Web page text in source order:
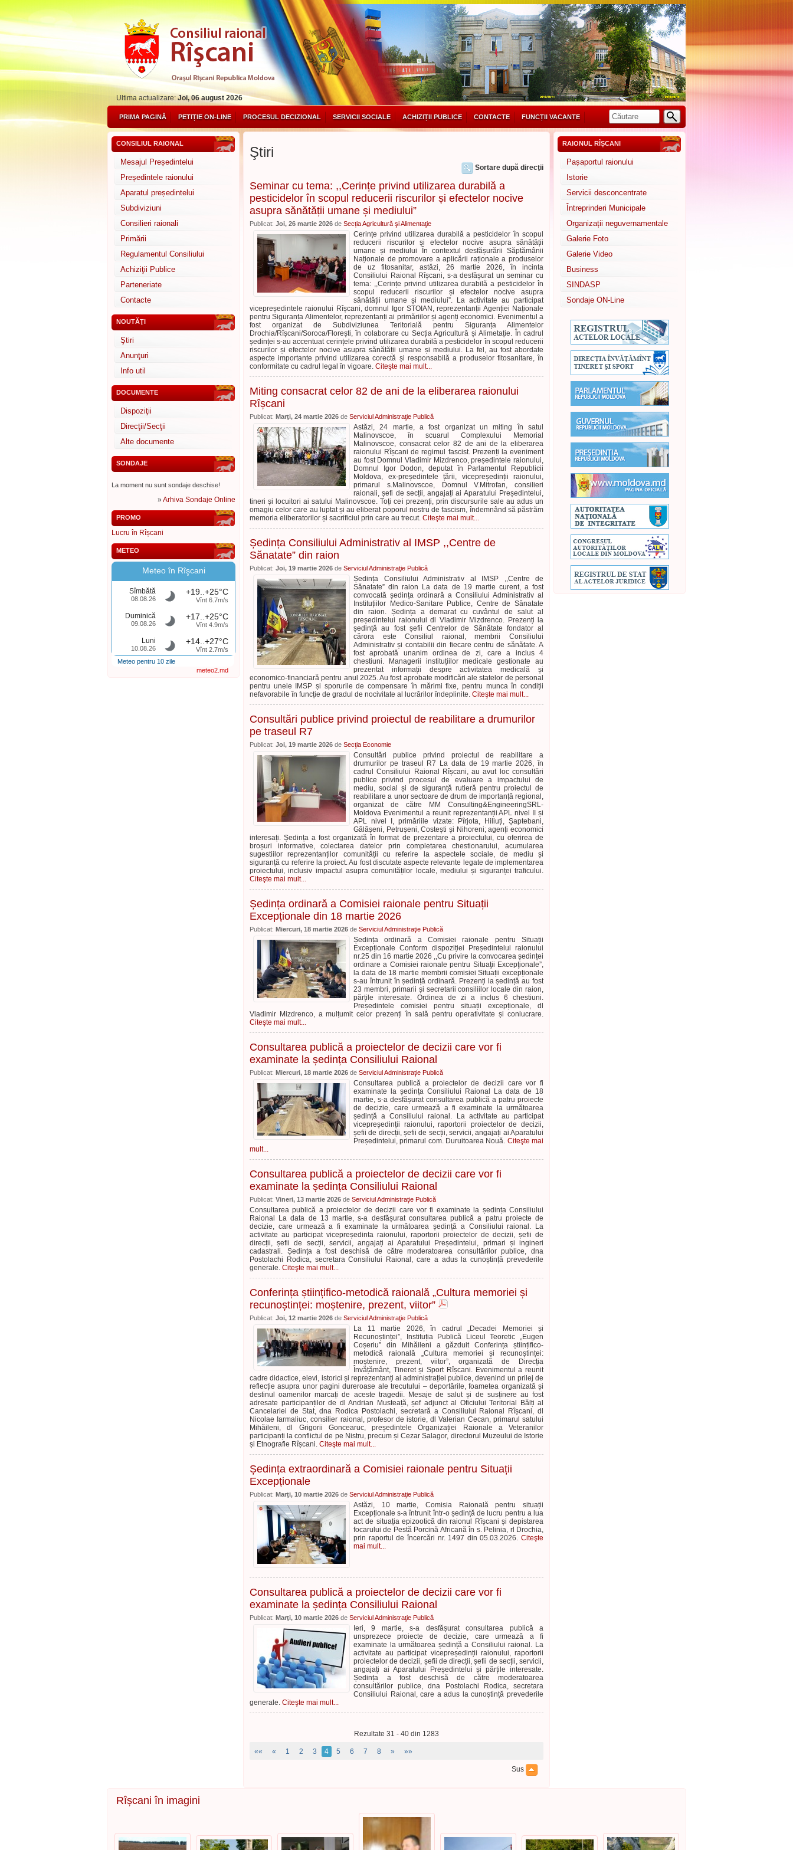
Ultima actualizare:Joi, 06 august 2026
PRIMA PAGINĂ PETIȚIE ON-LINE PROCESUL DECIZIONAL SERVICII SOCIALE ACHIZIȚII PUBLICE CONTACTE FUNCȚII VACANTE
CONSILIUL RAIONAL
Mesajul Președintelui
Președintele raionului
Aparatul președintelui
Subdiviziuni
Consilieri raionali
Primării
Regulamentul Consiliului
Achiziţii Publice
Parteneriate
Contacte
NOUTĂŢI
Ştiri
Anunţuri
Info util
DOCUMENTE
Dispoziţii
Direcţii/Secţii
Alte documente
SONDAJE
La moment nu sunt sondaje deschise!
»Arhiva Sondaje Online
PROMO
Lucru în Rîșcani
METEO
Meteo în Rîşcani
Sîmbătă
08.08.26
+19..+25°C
Vînt 6.7m/s
Duminică
09.08.26
+17..+25°C
Vînt 4.9m/s
Luni
10.08.26
+14..+27°C
Vînt 2.7m/s
Meteo pentru 10 zile
meteo2.md
Ştiri
Sortare după direcţii
Seminar cu tema: ,,Cerințe privind utilizarea durabilă a
pesticidelor în scopul reducerii riscurilor și efectelor nocive
asupra sănătății umane și mediului”
Publicat: Joi, 26 martie 2026 de Secția Agricultură şi Alimentaţie
Cerințe privind utilizarea durabilă a pesticidelor în scopul
reducerii riscurilor și efectelor nocive asupra sănătății
umane și mediului În contextul desfășurării Săptămânii
Naționale de promovare a aplicării raționale a produselor
de uz fitosanitar, astăzi, 26 martie 2026, în incinta
Consiliului Raional Rîșcani, s-a desfășurat un seminar cu
tema: ,,Cerințe privind utilizarea durabilă a pesticidelor în
scopul reducerii riscurilor și efectelor nocive asupra
sănătății umane și mediului”. La activitate au participat
vicepreședintele raionului Rîșcani, domnul Igor STOIAN, reprezentanții Agenției Naționale
pentru Siguranța Alimentelor, reprezentanți ai primăriilor și agenți economici. Evenimentul a
fost organizat de Subdiviziunea Teritorială pentru Siguranța Alimentelor
Drochia/Rîșcani/Soroca/Florești, în colaborare cu Secția Agricultură și Alimetație. În cadrul
ședinței s-au accentuat cerințele privind utilizarea durabilă a pesticidelor în scopul reducerii
riscurilor și efectelor nocive asupra sănătății umane și mediului. La fel, au fost abordate
aspecte importante privind utilizarea corectă și responsabilă a produselor fitosanitare, în
conformitate cu cadrul legal în vigoare. Citeşte mai mult...
Miting consacrat celor 82 de ani de la eliberarea raionului
Rîșcani
Publicat: Marţi, 24 martie 2026 de Serviciul Administraţie Publică
Astăzi, 24 martie, a fost organizat un miting în satul
Malinovscoe, în scuarul Complexului Memorial
Malinovscoe, consacrat celor 82 de ani de la eliberarea
raionului Rîșcani de regimul fascist. Prezenți la eveniment
au fost Domnul Vladimir Mizdrenco, președintele raionului,
Domnul Igor Dodon, deputat în Parlamentul Republicii
Moldova, ex-președintele țării, vicepreședinții raionului,
primarul s.Malinovscoe, Domnul V.Mitrofan, consilieri
raionali, șefi de secții, angajați ai Aparatului Președintelui,
tineri și locuitori ai satului Malinovscoe. Toți cei prezenți, prin discursurile sale au adus un
omagiu celor care au luptat și au eliberat poporul nostru de fascism, îndemnând să păstrăm
memoria eliberatorilor și sacrificiul prin care au trecut. Citeşte mai mult...
Ședința Consiliului Administrativ al IMSP ,,Centre de
Sănatate” din raion
Publicat: Joi, 19 martie 2026 de Serviciul Administraţie Publică
Ședința Consiliului Administrativ al IMSP ,,Centre de
Sănatate” din raion La data de 19 martie curent, a fost
convocată ședința ordinară a Consiliului Administrativ al
Instituțiilor Medico-Sanitare Publice, Centre de Sănatate
din raion. Ședința a demarat cu cuvântul de salut al
președintelui raionului dl Vladimir Mizdrenco. Prezenți la
ședință au fost șefii Centrelor de Sănătate fondator al
cărora este Consiliul raional, membrii Consiliului
Administrativ și contabilii din fiecare centru de sănătate. A
fost aprobată unanim ordinea de zi, care a inclus 4
chestiuni. Managerii instituțiilor medicale gestionate au
prezentat informații despre activitatea medicală și
economico-financiară pentru anul 2025. Au fost aprobate modificări ale statelor de personal
pentru unele IMSP și sporurile de compensare în mărimi fixe, pentru munca în condiții
nefavorabile în funcție de gradul de nocivitate al lucrărilor îndeplinite. Citeşte mai mult...
Consultări publice privind proiectul de reabilitare a drumurilor
pe traseul R7
Publicat: Joi, 19 martie 2026 de Secţia Economie
Consultări publice privind proiectul de reabilitare a
drumurilor pe traseul R7 La data de 19 martie 2026, în
cadrul Consiliului Raional Rîșcani, au avut loc consultări
publice privind procesul de evaluare a impactului de
mediu, social și de siguranță rutieră pentru proiectul de
reabilitare a unor sectoare de drum de importanță regional,
organizat de către MM Consulting&EngineeringSRL-
Moldova Evenimentul a reunit reprezentanții APL nivel II și
APL nivel I, primăriile vizate: Pîrjota, Hiliuți, Șaptebani,
Gălășeni, Petrușeni, Costești și Nihoreni; agenți economici
interesați. Ședința a fost organizată în format de prezentare a proiectului, cu oferirea de
broșuri informative, colectarea datelor prin completarea chestionarului, acumularea
sugestiilor reprezentanților comunității cu referire la aspectele sociale, de mediu și
siguranță cu referire la proiect. Au fost discutate aspecte relevante legate de implementarea
proiectului, inclusiv impactul asupra comunităților locale, mediului și siguranței traficului.
Citeşte mai mult...
Ședința ordinară a Comisiei raionale pentru Situații
Excepționale din 18 martie 2026
Publicat: Miercuri, 18 martie 2026 de Serviciul Administraţie Publică
Ședința ordinară a Comisiei raionale pentru Situații
Excepționale Conform dispoziției Președintelui raionului
nr.25 din 16 martie 2026 ,,Cu privire la convocarea ședinței
ordinare a Comisiei raionale pentru Situaţii Excepţionale”,
la data de 18 martie membrii comisiei Situații excepționale
s-au întrunit în ședință ordinară. Prezenți la ședință au fost
23 membri, primarii și secretarii consiliilor locale din raion,
părțile interesate. Ordinea de zi a inclus 6 chestiuni.
Președintele comisiei pentru situații excepționale, dl
Vladimir Mizdrenco, a mulțumit celor prezenți în sală pentru operativitate și conlucrare.
Citeşte mai mult...
Consultarea publică a proiectelor de decizii care vor fi
examinate la ședința Consiliului Raional
Publicat: Miercuri, 18 martie 2026 de Serviciul Administraţie Publică
Consultarea publică a proiectelor de decizii care vor fi
examinate la ședința Consiliului Raional La data de 18
martie, s-a desfășurat consultarea publică a patru proiecte
de decizie, care urmează a fi examinate la următoarea
ședință a Consiliului raional. La activitate au participat
vicepreședinții raionului, raportorii proiectelor de decizii,
șefii de direcții, șefii de secții, servicii, angajați ai Aparatului
Președintelui, primarul com. Duruitoarea Nouă. Citeşte mai
mult...
Consultarea publică a proiectelor de decizii care vor fi
examinate la ședința Consiliului Raional
Publicat: Vineri, 13 martie 2026 de Serviciul Administraţie Publică
Consultarea publică a proiectelor de decizii care vor fi examinate la ședința Consiliului
Raional La data de 13 martie, s-a desfășurat consultarea publică a patru proiecte de
decizie, care urmează a fi examinate la următoarea ședință a Consiliului raional. La
activitate au participat vicepreședinta raionului, raportorii proiectelor de decizii, șefii de
direcții, șefii de secții, servicii, angajați ai Aparatului Președintelui, primari și ingineri
cadastrali. Ședința a fost deschisă de către moderatoarea consultărilor publice, dna
Postolachi Rodica, secretara Consiliului Raional, care a adus la cunoștință prevederile
generale. Citeşte mai mult...
Conferința științifico-metodică raională „Cultura memoriei și
recunoștinței: moștenire, prezent, viitor”
Publicat: Joi, 12 martie 2026 de Serviciul Administraţie Publică
La 11 martie 2026, în cadrul „Decadei Memoriei și
Recunoștinței”, Instituția Publică Liceul Teoretic „Eugen
Coșeriu” din Mihăileni a găzduit Conferința științifico-
metodică raională „Cultura memoriei și recunoștinței:
moștenire, prezent, viitor”, organizată de Direcția
Învățământ, Tineret și Sport Rîșcani. Evenimentul a reunit
cadre didactice, elevi, istorici și reprezentanți ai administrației publice, devenind un prilej de
reflecție asupra unor pagini dureroase ale trecutului – deportările, foametea organizată și
destinul oamenilor marcați de aceste tragedii. Mesaje de salut și de susținere au fost
adresate participanților de dl Andrian Musteață, șef adjunct al Oficiului Teritorial Bălți al
Cancelariei de Stat, dna Rodica Postolachi, secretară a Consiliului Raional Rîșcani, dl
Nicolae Iarmaliuc, consilier raional, profesor de istorie, dl Valerian Cecan, primarul satului
Mihăileni, dl Grigorii Goncearuc, președintele Organizației Raionale a Veteranilor
participanți la conflictul de pe Nistru, precum și Cezar Salagor, directorul Muzeului de Istorie
și Etnografie Rîșcani. Citeşte mai mult...
Ședința extraordinară a Comisiei raionale pentru Situații
Excepționale
Publicat: Marţi, 10 martie 2026 de Serviciul Administraţie Publică
Astăzi, 10 martie, Comisia Raională pentru situații
Excepționale s-a întrunit într-o ședință de lucru pentru a lua
act de situația epizootică din raionul Rîșcani și depistarea
focarului de Pestă Porcină Africană în s. Pelinia, rl Drochia,
prin raportul de încercări nr. 1497 din 05.03.2026. Citeşte
mai mult...
Consultarea publică a proiectelor de decizii care vor fi
examinate la ședința Consiliului Raional
Publicat: Marţi, 10 martie 2026 de Serviciul Administraţie Publică
Ieri, 9 martie, s-a desfășurat consultarea publică a
unsprezece proiecte de decizie, care urmează a fi
examinate la următoarea ședință a Consiliului raional. La
activitate au participat vicepreședinții raionului, raportorii
proiectelor de decizii, șefii de direcții, șefii de secții, servicii,
angajați ai Aparatului Președintelui și părțile interesate.
Ședința a fost deschisă de către moderatoarea
consultărilor publice, dna Postolachi Rodica, secretara
Consiliului Raional, care a adus la cunoștință prevederile
generale. Citeşte mai mult...
Rezultate 31 - 40 din 1283
«« « 1 2 3 4 5 6 7 8 » »»
Sus
RAIONUL RÎȘCANI
Pașaportul raionului
Istorie
Servicii desconcentrate
Întreprinderi Municipale
Organizații neguvernamentale
Galerie Foto
Galerie Video
Business
SINDASP
Sondaje ON-Line
Rîșcani în imagini